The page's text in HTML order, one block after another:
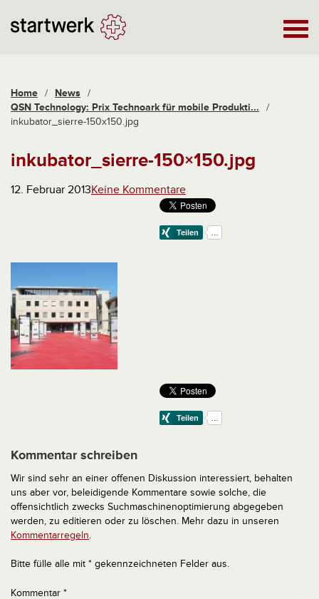
Home / News /
QSN Technology: Prix Technoark für mobile Produkti...
/
inkubator_sierre-150x150.jpg
inkubator_sierre-150×150.jpg
12. Februar 2013Keine Kommentare
Kommentar schreiben
Wir sind sehr an einer offenen Diskussion interessiert, behalten
uns aber vor, beleidigende Kommentare sowie solche, die
offensichtlich zwecks Suchmaschinenoptimierung abgegeben
werden, zu editieren oder zu löschen. Mehr dazu in unseren
Kommentarregeln.
Bitte fülle alle mit * gekennzeichneten Felder aus.
Kommentar *